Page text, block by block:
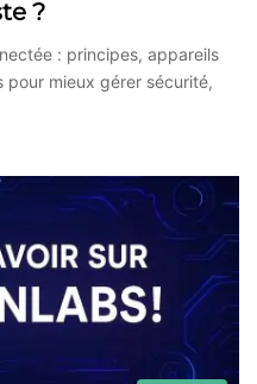
?
: principes, appareils
mieux gérer sécurité,